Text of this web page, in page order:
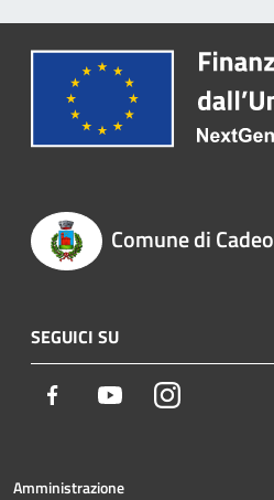
Comune di Cadeo
SEGUICI SU
Facebook YoutubeInstagram
Amministrazione